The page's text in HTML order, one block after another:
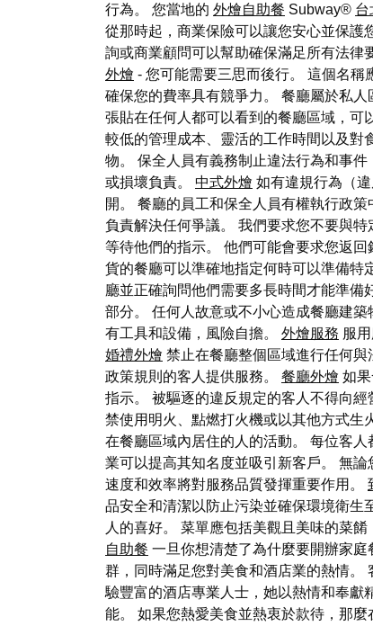
行為。 您當地的 外燴自助餐 Subway® 台
從那時起，商業保險可以讓您安心並保護
詢或商業顧問可以幫助確保滿足所有法律
外燴 - 您可能需要三思而後行。 這個名
確保您的費率具有競爭力。 餐廳屬於私
張貼在任何人都可以看到的餐廳區域，可
較低的管理成本、靈活的工作時間以及對
物。 保全人員有義務制止違法行為和事
或損壞負責。 中式外燴 如有違規行為（
開。 餐廳的員工和保全人員有權執行政
負責解決任何爭議。 我們要求您不要與
等待他們的指示。 他們可能會要求您返
貨的餐廳可以準確地指定何時可以準備特
廳並正確詢問他們需要多長時間才能準備
部分。 任何人故意或不小心造成餐廳建
有工具和設備，風險自擔。 外燴服務 服
婚禮外燴 禁止在餐廳整個區域進行任何
政策規則的客人提供服務。 餐廳外燴 如
指示。 被驅逐的違反規定的客人不得向經
禁使用明火、點燃打火機或以其他方式生
在餐廳區域內居住的人的活動。 每位客
業可以提高其知名度並吸引新客戶。 無
速度和效率將對服務品質發揮重要作用。
品安全和清潔以防止污染並確保環境衛生
人的喜好。 菜單應包括美觀且美味的菜
自助餐 一旦你想清楚了為什麼要開辦家
群，同時滿足您對美食和酒店業的熱情。
驗豐富的酒店專業人士，她以熱情和奉獻
能。 如果您熱愛美食並熱衷於款待，那